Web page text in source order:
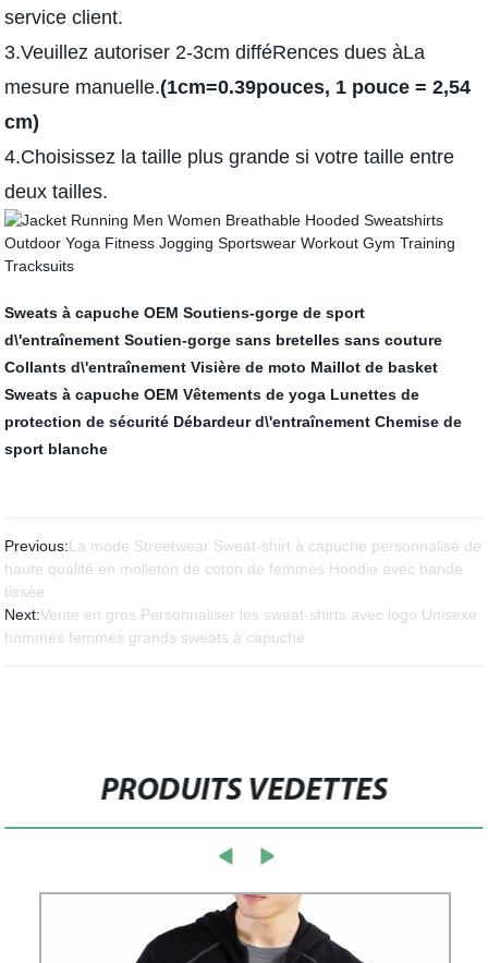
service client.
3.Veuillez autoriser 2-3cm difféRences dues àLa
mesure manuelle.(1cm=0.39pouces, 1 pouce = 2,54
cm)
4.Choisissez la taille plus grande si votre taille entre
deux tailles.
Sweats à capuche OEM Soutiens-gorge de sport
d\'entraînement Soutien-gorge sans bretelles sans couture
Collants d\'entraînement Visière de moto Maillot de basket
Sweats à capuche OEM Vêtements de yoga Lunettes de
protection de sécurité Débardeur d\'entraînement Chemise de
sport blanche
Previous:La mode Streetwear Sweat-shirt à capuche personnalisé de
haute qualité en molleton de coton de femmes Hoodie avec bande
tissée
Next:Vente en gros Personnaliser les sweat-shirts avec logo Unisexe
hommes femmes grands sweats à capuche
PRODUITS VEDETTES